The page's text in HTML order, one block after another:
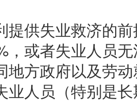
供失业救济的前
，或者失业人员
地方政府以及劳
业人员（特别是